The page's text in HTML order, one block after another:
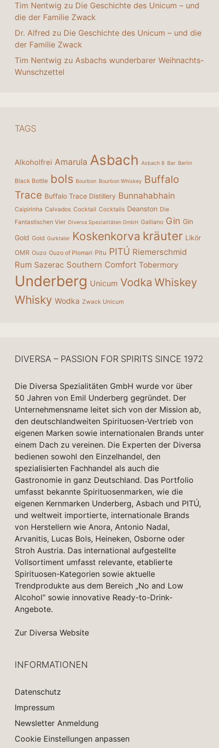
Tim Nentwig zu Die Geschichte des Unicum – und
die der Familie Zwack
Dr. Alfred zu Die Geschichte des Unicum – und die
der Familie Zwack
Tim Nentwig zu Asbachs wunderbarer Weihnachts-
Wunschzettel
TAGS
Alkoholfrei Amarula Asbach Asbach 8 Bar Berlin
Black Bottle bols Bourbon Bourbon Whiskey Buffalo
Trace Buffalo Trace Distillery Bunnahabhain
Caipirinha Calvados Cocktail Cocktails Deanston Die
Fantastischen Vier Diversa Spezialitäten GmbH Galliano Gin Gin
Gold Gold Gurktaler Koskenkorva kräuter Likör
OMR Ouzo Ouzo of Plomari Pitu PITÚ Riemerschmid
Rum Sazerac Southern Comfort Tobermory
Underberg Unicum Vodka Whiskey
Whisky Wodka Zwack Unicum
DIVERSA – PASSION FOR SPIRITS SINCE 1972
Die Diversa Spezialitäten GmbH wurde vor über
50 Jahren von Emil Underberg gegründet. Der
Unternehmensname leitet sich von der Mission ab,
den deutschlandweiten Spirituosen-Vertrieb von
eigenen Marken sowie internationalen Brands unter
einem Dach zu vereinen. Die Experten der Diversa
bedienen sowohl den Einzelhandel, den
spezialisierten Fachhandel als auch die
Gastronomie in ganz Deutschland. Das Portfolio
umfasst bekannte Spirituosenmarken, wie die
eigenen Kernmarken Underberg, Asbach und PITÚ,
und weltweit importierte, internationale Brands
von Herstellern wie Anora, Antonio Nadal,
Arvanitis, Lucas Bols, Heineken, Osborne oder
Stroh Austria. Das international aufgestellte
Vollsortiment umfasst relevante, etablierte
Spirituosen-Kategorien sowie aktuelle
Trendprodukte aus dem Bereich „No and Low
Alcohol“ sowie innovative Ready-to-Drink-
Angebote.
Zur Diversa Website
INFORMATIONEN
Datenschutz
Impressum
Newsletter Anmeldung
Cookie Einstellungen anpassen